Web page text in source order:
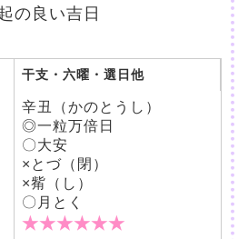
の良い吉日
干支・六曜・選日他
辛丑（かのとうし）
◎一粒万倍日
〇大安
×とづ（閉）
×觜（し）
〇月とく
★★★★★★